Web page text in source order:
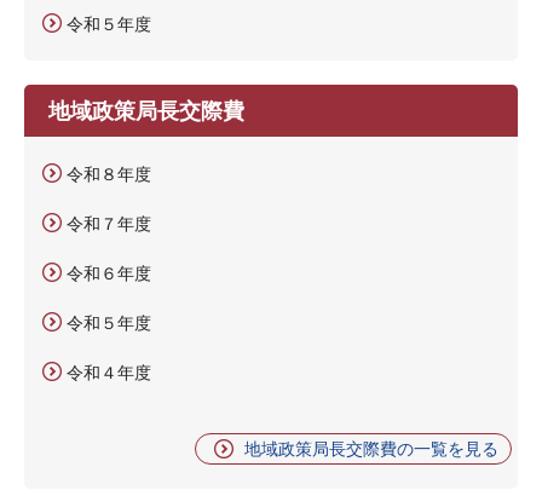
令和５年度
地域政策局長交際費
令和８年度
令和７年度
令和６年度
令和５年度
令和４年度
地域政策局長交際費の一覧を見る